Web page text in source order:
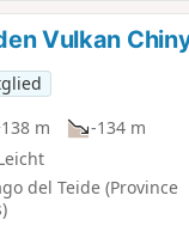
Vulkan
m
-134 m
del Teide (Province